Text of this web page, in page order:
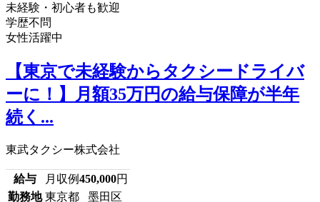
未経験・初心者も歓迎
学歴不問
女性活躍中
【東京で未経験からタクシードライバ
ーに！】月額35万円の給与保障が半年
続く...
東武タクシー株式会社
給与 月収例450,000円
勤務地 東京都 墨田区